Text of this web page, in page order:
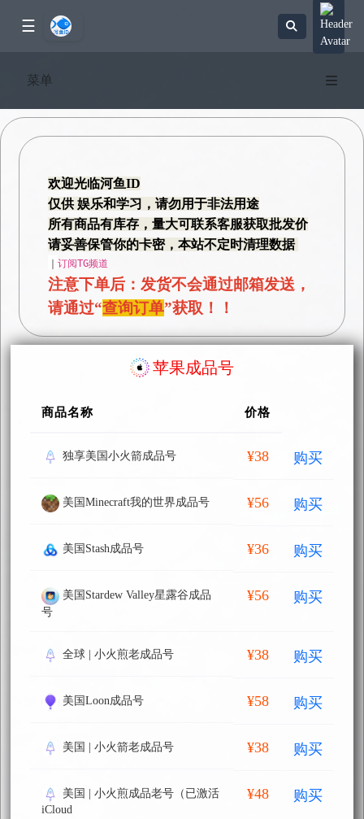
全部商品
苹果iCloud号(5)
TG/飞机/api成品接码/统一密码112233(20)
TG/飞机/api成品接码/统一密码112233 老号专区(8)
☰
菜单
欢迎光临河鱼ID
仅供 娱乐和学习，请勿用于非法用途
所有商品有库存，量大可联系客服获取批发价
请妥善保管你的卡密，本站不定时清理数据
｜ 订阅TG频道
注意下单后：发货不会通过邮箱发送，
请通过“查询订单”获取！！
苹果成品号
商品名称 价格
独享美国小火箭成品号 ¥38 购买
美国Minecraft我的世界成品号 ¥56 购买
美国Stash成品号 ¥36 购买
美国Stardew Valley星露谷成品
号
¥56 购买
全球 | 小火煎老成品号 ¥38 购买
美国Loon成品号 ¥58 购买
美国 | 小火箭老成品号 ¥38 购买
美国 | 小火煎成品老号（已激活
iCloud
¥48 购买